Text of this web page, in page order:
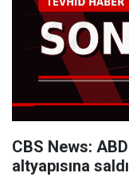
CBS News:
altyapısına